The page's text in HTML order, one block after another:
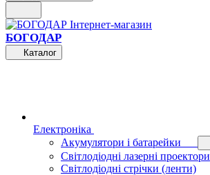
БОГОДАР
Каталог
Електроніка
Акумулятори і батарейки
Світлодіодні лазерні проектори
Світлодіодні стрічки (ленти)